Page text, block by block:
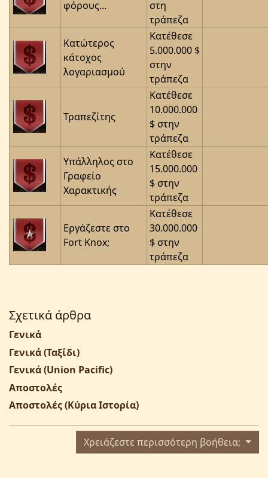
φόρους...
στη
τράπεζα
Κατώτερος
κάτοχος
λογαριασμού
Κατέθεσε
5.000.000 $
στην
τράπεζα
Τραπεζίτης
Κατέθεσε
10.000.000
$ στην
τράπεζα
Υπάλληλος στο
Γραφείο
Χαρακτικής
Κατέθεσε
15.000.000
$ στην
τράπεζα
Εργάζεστε στο
Fort Knox;
Κατέθεσε
30.000.000
$ στην
τράπεζα
Σχετικά άρθρα
Γενικά
Γενικά (Ταξίδι)
Γενικά (Union Pacific)
Αποστολές
Αποστολές (Κύρια Ιστορία)
Χρειάζεστε περισσότερη βοήθεια;